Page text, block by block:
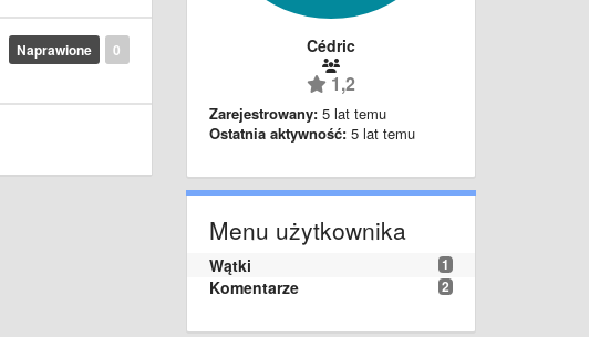
0
Naprawione Cédric
1,2
Zarejestrowany: 5 lat temu
Ostatnia aktywność: 5 lat temu
Menu użytkownika
1
Wątki
2
Komentarze